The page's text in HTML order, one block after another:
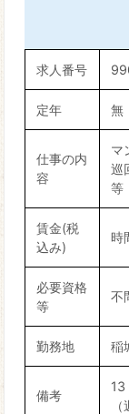
求人番号
定年 無
仕事の内
容
マ
巡
等
賃金(税
込み)
時
必要資格
等
不
勤務地 稲
備考
13